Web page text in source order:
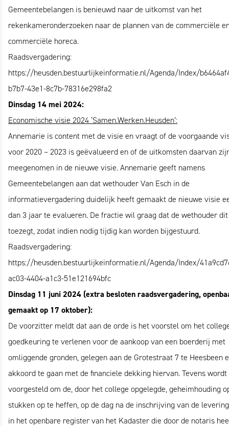
Gemeentebelangen is benieuwd naar de uitkomst van het
rekenkameronderzoeken naar de plannen van de commerciële
commerciële horeca.
Raadsvergadering:
https://heusden.bestuurlijkeinformatie.nl/Agenda/Index/
b7b7-43e1-8c7b-78316e298fa2
Dinsdag 14 mei 2024:
Economische visie 2024 ‘Samen.Werken.Heusden’:
Annemarie is content met de visie en vraagt of de voorgaande
voor 2020 – 2023 is geëvalueerd en of de uitkomsten daarvan
meegenomen in de nieuwe visie. Annemarie geeft namens
Gemeentebelangen aan dat wethouder Van Esch in de
informatievergadering duidelijk heeft gemaakt de nieuwe visie
dan 3 jaar te evalueren. De fractie wil graag dat de wethouder dit
toezegt, zodat indien nodig tijdig kan worden bijgestuurd.
Raadsvergadering:
https://heusden.bestuurlijkeinformatie.nl/Agenda/Index/
ac03-4404-a1c3-51e121694bfc
Dinsdag 11 juni 2024 (extra besloten raadsvergadering,
gemaakt op 17 oktober):
De voorzitter meldt dat aan de orde is het voorstel om het
goedkeuring te verlenen voor de aankoop van een boerderij met
omliggende gronden, gelegen aan de Grotestraat 7 te Heesbeen
akkoord te gaan met de financiele dekking hiervan. Tevens wordt
voorgesteld om de, door het college opgelegde, geheimhouding
stukken op te heffen, op de dag na de inschrijving van de
in het openbare register van het Kadaster die door de notaris